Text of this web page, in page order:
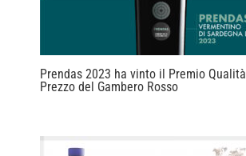
Prendas 2023 ha vinto il Premio Qualità
Prezzo del Gambero Rosso